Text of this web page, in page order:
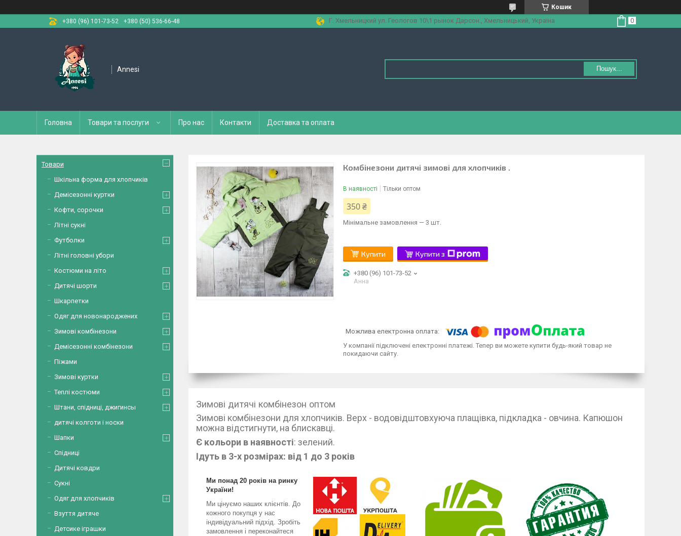
Кошик
+380 (96) 101-73-52
+380 (50) 536-66-48 Г. Хмельницкий ул. Геологов 10\1 рынок Дарсон., Хмельницький, Україна
Annesi Пошук...
Головна Товари та послуги Про нас Контакти Доставка та оплата
Комбінезони дитячі зимові для хлопчиків .
В наявності Тільки оптом
350 ₴
Мінімальне замовлення — 3 шт.
Купити Купити з
+380 (96) 101-73-52
Анна
У компанії підключені електронні платежі. Тепер ви можете купити будь-який товар не
покидаючи сайту.
Зимові дитячі комбінезон оптом
Зимові комбінезони для хлопчиків. Верх - водовідштовхуюча плащівка, підкладка - овчина. Капюшон
можна відстигнути, на блискавці.
Є кольори в наявності: зелений.
Ідуть в 3-х розмірах: від 1 до 3 років
Ми понад 20 років на ринку
України!
Ми цінуємо наших клієнтів. До
кожного покупця у нас
індивідуальний підхід. Зробіть
замовлення і переконайтеся
Товари
Шкільна форма для хлопчиків
Демісезонні куртки
Кофти, сорочки
Літні сукні
Футболки
Літні головні убори
Костюми на літо
Дитячі шорти
Шкарпетки
Одяг для новонароджених
Зимові комбінезони
Демісезонні комбінезони
Піжами
Зимові куртки
Теплі костюми
Штани, спідниці, джигинсы
дитячі колготи і носки
Шапки
Спідниці
Дитячі ковдри
Сукні
Одяг для хлопчиків
Взуття дитяче
Детсике іграшки